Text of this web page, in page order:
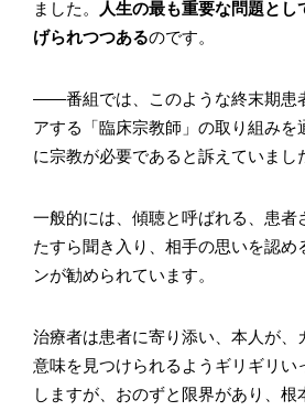
ました。
人生の最も重要な問題とし
げられつつあるのです。
――番組では、このような終末期患
アする「臨床宗教師」の取り組みを
に宗教が必要であると訴えていまし
一般的には、傾聴と呼ばれる、患者
たすら聞き入り、相手の思いを認め
ンが勧められています。
治療者は患者に寄り添い、本人が、
意味を見つけられるようギリギリい
しますが、おのずと限界があり、根